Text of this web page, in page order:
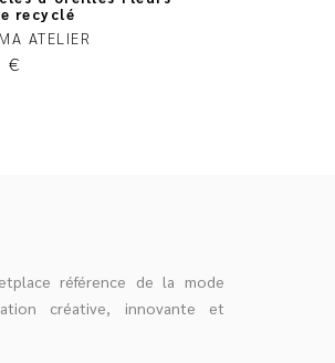
recyclé
ATELIER
€
référence de la mode
créative, innovante et